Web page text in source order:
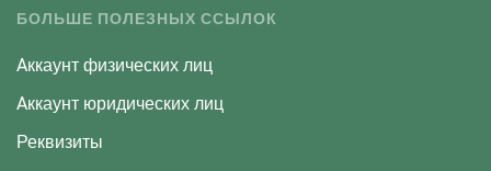
БОЛЬШЕ ПОЛЕЗНЫХ ССЫЛОК
Aккаунт физических лиц
Aккаунт юридических лиц
Реквизиты